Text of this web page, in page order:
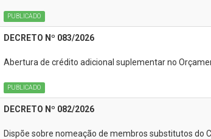
PUBLICADO
DECRETO Nº 083/2026
Abertura de crédito adicional suplementar no
PUBLICADO
DECRETO Nº 082/2026
Dispõe sobre nomeação de membros substitutos do